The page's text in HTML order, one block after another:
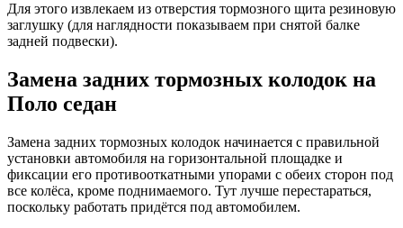
Для этого извлекаем из отверстия тормозного щита резиновую
заглушку (для наглядности показываем при снятой балке
задней подвески).
Замена задних тормозных колодок на
Поло седан
Замена задних тормозных колодок начинается с правильной
установки автомобиля на горизонтальной площадке и
фиксации его противооткатными упорами с обеих сторон под
все колёса, кроме поднимаемого. Тут лучше перестараться,
поскольку работать придётся под автомобилем.